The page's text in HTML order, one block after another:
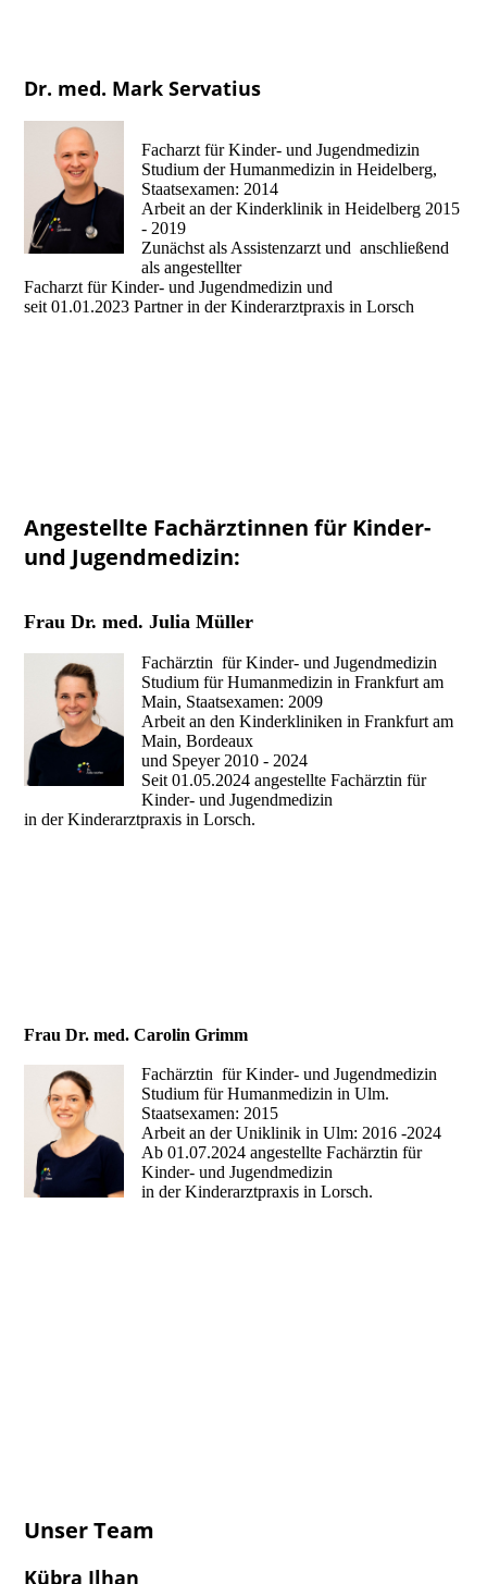
Dr. med. Mark Servatius
Facharzt für Kinder- und Jugendmedizin
Studium der Humanmedizin in Heidelberg,
Staatsexamen: 2014
Arbeit an der Kinderklinik in Heidelberg 2015
- 2019
Zunächst als Assistenzarzt und anschließend
als angestellter
Facharzt für Kinder- und Jugendmedizin und
seit 01.01.2023 Partner in der Kinderarztpraxis in Lorsch
Angestellte Fachärztinnen für Kinder-
und Jugendmedizin:
Frau Dr. med. Julia Müller
Fachärztin für Kinder- und Jugendmedizin
Studium für Humanmedizin in Frankfurt am
Main, Staatsexamen: 2009
Arbeit an den Kinderkliniken in Frankfurt am
Main, Bordeaux
und Speyer 2010 - 2024
Seit 01.05.2024 angestellte Fachärztin für
Kinder- und Jugendmedizin
in der Kinderarztpraxis in Lorsch.
Frau Dr. med. Carolin Grimm
Fachärztin für Kinder- und Jugendmedizin
Studium für Humanmedizin in Ulm.
Staatsexamen: 2015
Arbeit an der Uniklinik in Ulm: 2016 -2024
Ab 01.07.2024 angestellte Fachärztin für
Kinder- und Jugendmedizin
in der Kinderarztpraxis in Lorsch.
Unser Team
Kübra Ilhan